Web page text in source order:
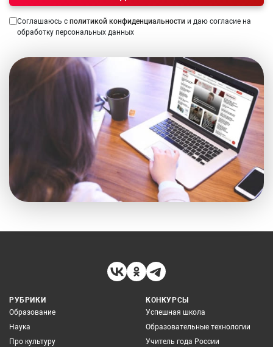
Соглашаюсь с политикой конфиденциальности и даю согласие на
обработку персональных данных
РУБРИКИ
Образование
Наука
Про культуру
КОНКУРСЫ
Успешная школа
Образовательные технологии
Учитель года России